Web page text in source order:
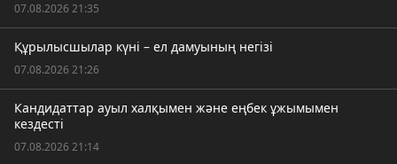
07.08.2026 21:35
Құрылысшылар күні – ел дамуының негізі
07.08.2026 21:26
Кандидаттар ауыл халқымен және еңбек ұжымымен
кездесті
07.08.2026 21:14